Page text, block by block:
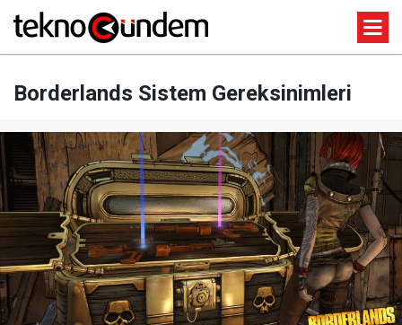
Borderlands Sistem Gereksinimleri